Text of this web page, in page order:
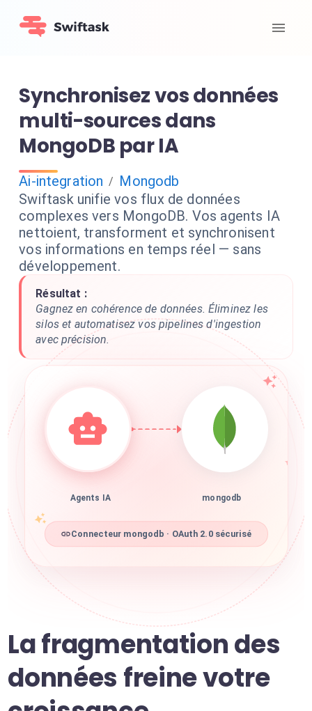
Synchronisez vos données
multi-sources dans
MongoDB par IA
Ai-integration / Mongodb
Swiftask unifie vos flux de données
complexes vers MongoDB. Vos agents IA
nettoient, transforment et synchronisent
vos informations en temps réel — sans
développement.
Résultat :
Gagnez en cohérence de données. Éliminez les
silos et automatisez vos pipelines d'ingestion
avec précision.
Agents IA mongodb
Connecteur mongodb · OAuth 2.0 sécurisé
La fragmentation des
données freine votre